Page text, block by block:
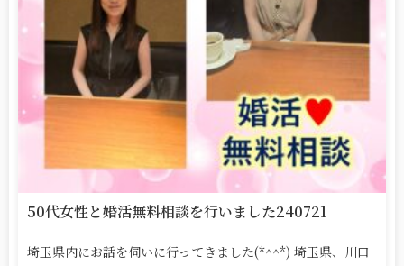
50代女性と婚活無料相談を行いました240721
埼玉県内にお話を伺いに行ってきました(*^^*) 埼玉県、川口